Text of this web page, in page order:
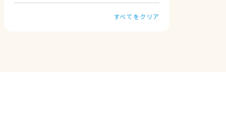
すべてをクリア